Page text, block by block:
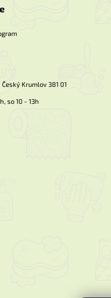
Krumlov 381 01
so 10 - 13h